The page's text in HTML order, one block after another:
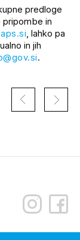
predloge
pripombe in
, lahko pa
in jih
.